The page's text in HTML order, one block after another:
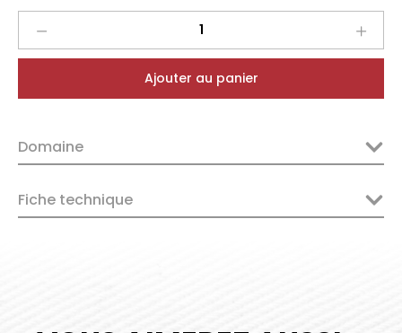
VDF
Pet
Chenin
2023
Ajouter au panier
Domaine
Fiche technique